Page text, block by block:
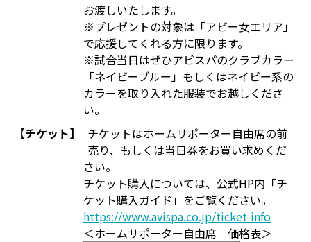
お渡しいたします。
※プレゼントの対象は「アビー女エリア」
で応援してくれる方に限ります。
※試合当日はぜひアビスパのクラブカラー
「ネイビーブルー」もしくはネイビー系の
カラーを取り入れた服装でお越しくださ
い。
【チケット】
チケットはホームサポーター自由席の前
売り、もしくは当日券をお買い求めくだ
さい。
チケット購入については、公式HP内「チ
ケット購入ガイド」をご覧ください。
https://www.avispa.co.jp/ticket-info
＜ホームサポーター自由席 価格表＞